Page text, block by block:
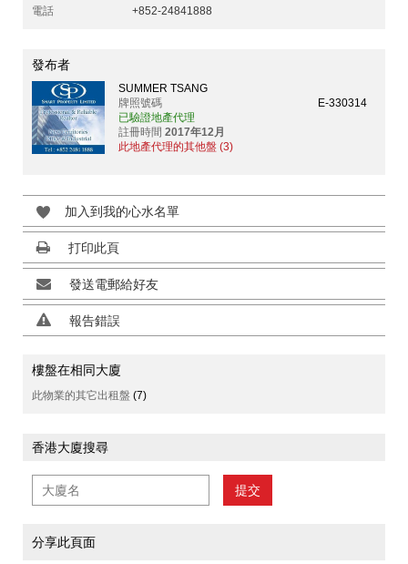
電話
+852-24841888
發布者
SUMMER TSANG
牌照號碼
E-330314
已驗證地產代理
註冊時間 2017年12月
此地產代理的其他盤 (3)
加入到我的心水名單
打印此頁
發送電郵給好友
報告錯誤
樓盤在相同大廈
此物業的其它出租盤 (7)
香港大廈搜尋
提交
分享此頁面